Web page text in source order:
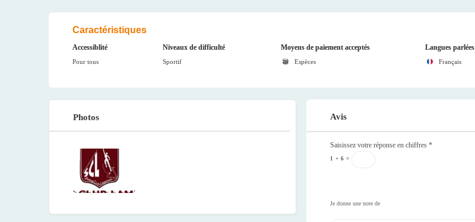
Caractéristiques
Accessiblité
Pour tous
Niveaux de difficulté
Sportif
Moyens de paiement acceptés
Espèces
Langues parlées
Français
Photos Avis
Saisissez votre réponse en chiffres*
1 + 6 =